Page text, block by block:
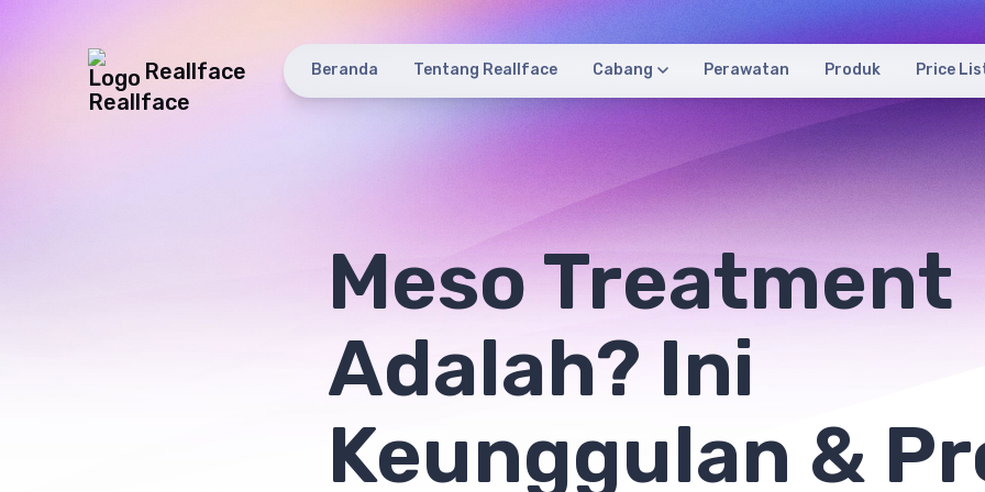
Reallface Beranda Tentang Reallface Cabang Perawatan Produk Price
Meso Treatment
Adalah? Ini
Keunggulan &